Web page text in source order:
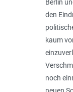
Berlin
den
kaum
noch
neuen